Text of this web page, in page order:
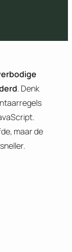
. Denk
maar de